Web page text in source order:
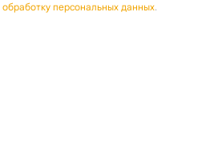
обработку персональных данных.